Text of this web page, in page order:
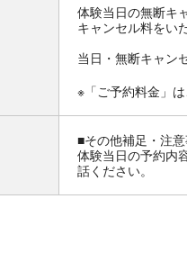
体験当日の無断キ
キャンセル料をい
当日・無断キャン
※「ご予約料金」
■その他補足・注
体験当日の予約内
話ください。